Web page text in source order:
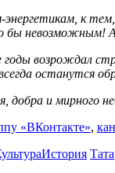
к
невозможным!
возрождал
останутся
добра и
«ВКонтакте»,
История